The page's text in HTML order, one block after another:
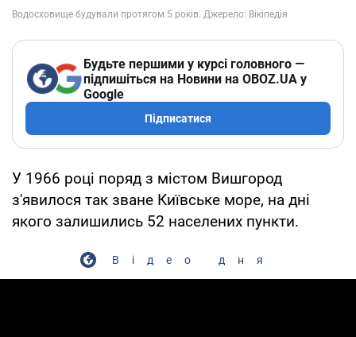
Будьте першими у курсі головного —
підпишіться на Новини на OBOZ.UA у
Google
Підписатися
У 1966 році поряд з містом Вишгород
з'явилося так зване Київське море, на дні
якого залишились 52 населених пункти.
Відео дня